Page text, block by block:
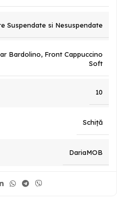
Suspendate si Nesuspendate
Bardolino, Front Cappuccino
Soft
10
Schiță
DariaMOB